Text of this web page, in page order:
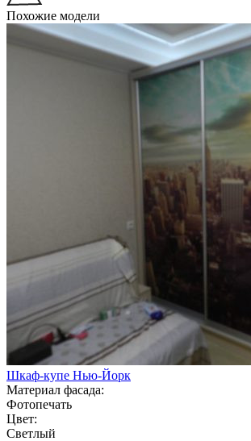
Похожие модели
Шкаф-купе Нью-Йорк
Материал фасада:
Фотопечать
Цвет:
Светлый